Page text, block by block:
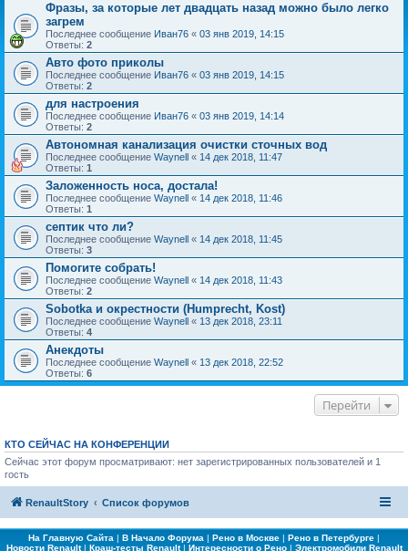
Фразы, за которые лет двадцать назад можно было легко
загрем
Последнее сообщение Иван76 « 03 янв 2019, 14:15
Ответы: 2
Авто фото приколы
Последнее сообщение Иван76 « 03 янв 2019, 14:15
Ответы: 2
для настроения
Последнее сообщение Иван76 « 03 янв 2019, 14:14
Ответы: 2
Автономная канализация очистки сточных вод
Последнее сообщение Waynell « 14 дек 2018, 11:47
Ответы: 1
Заложенность носа, достала!
Последнее сообщение Waynell « 14 дек 2018, 11:46
Ответы: 1
септик что ли?
Последнее сообщение Waynell « 14 дек 2018, 11:45
Ответы: 3
Помогите собрать!
Последнее сообщение Waynell « 14 дек 2018, 11:43
Ответы: 2
Sobotka и окрестности (Humprecht, Kost)
Последнее сообщение Waynell « 13 дек 2018, 23:11
Ответы: 4
Анекдоты
Последнее сообщение Waynell « 13 дек 2018, 22:52
Ответы: 6
Перейти
КТО СЕЙЧАС НА КОНФЕРЕНЦИИ
Сейчас этот форум просматривают: нет зарегистрированных пользователей и 1
гость
RenaultStory Список форумов
На Главную Сайта | В Начало Форума | Рено в Москве | Рено в Петербурге |
Новости Renault| Краш-тесты Renault| Интересности о Рено| Электромобили Renault